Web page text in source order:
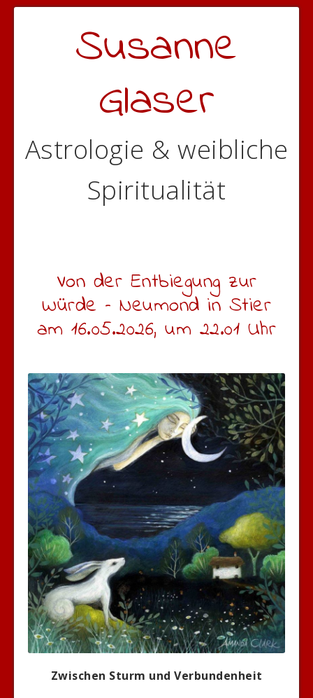
Susanne
Glaser
Astrologie & weibliche
Spiritualität
Von der Entbiegung zur
Würde – Neumond in Stier
am 16.05.2026, um 22.01 Uhr
Zwischen Sturm und Verbundenheit